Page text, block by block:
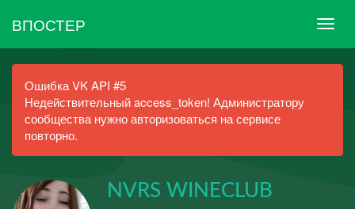
ВПОСТЕР
Ошибка VK API #5
Недействительный access_token! Администратору
сообщества нужно авторизоваться на сервисе
повторно.
NVRS WINECLUB